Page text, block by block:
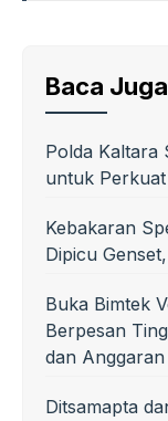
Baca Juga
Polda Kaltara
untuk
Kebakaran
Dipicu
Buka Bimtek
Berpesan
dan
Ditsamapta